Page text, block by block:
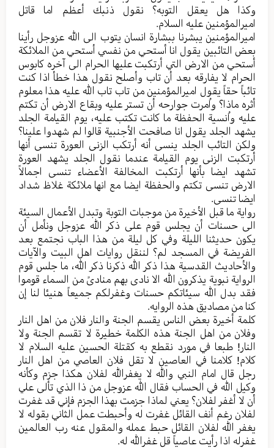
وکذا هل یعقل التوبه؟ نقول ذنبك أعظم اما قاتل
امیرالمؤمنین علیه السلام.
امیرالمؤمنین یبشرنا ببشارة انسان یتوب الی الله عزوجل رأینا
بعض التائبین یقول انا أستحي من نفسي أستحي من الملائکة
أستحي من الارض التي أرتکبت علیها الحرام الی آخره کابوس
الحرام لا یفارقه بعد أن تاب وأصلح نقول هذا خطأ اذا کنت
تائباً حقاً یقول امیرالمؤمنین من تاب تاب الله علیه هذا معلوم
أثره ماذا؟ واُمرت جوارحه أن تستر علیه وبقاع الارض أن تکتم
علیه واُنسیة الحفظة ما کانت تکتب علیه، یوم القیامة الجلد
یشهد الجلد یقول انا صافحت الأجنبیة قالوا لم شهدوا علینا؟
ولکن التائب الجلد ینسی أنه أرتکب الزنی العورة تنسی أنها
أرتکبت الزنی یوم القیامة عندما نقول الجلد یشهد العورة
تشهد ایضا بأنها أرتکبت المخالفة الأعضاء تنسی اجمالاً
الارض تنسی تکتم والحفظة ایضا مع انها ملائکة غلاظ شداد
ایضا تنسی.
روایة ما قبل الأخیرة من موجبات التوبة وتبدل الأعمال السیئة
الی حسنات أن یجلس قوم علی ذکر الله عزوجل ونأمل أن
یکون حدیثنا اللیلة وفي کل لیلة من هذا الباب نجتمع بعد
الفریضة في المسجد لم؟ لننقل روایات اهل البیت والآیات
والأحادیث القدسیة هذا ذکر الله ذکرنا ذکر الله، ما جلس قوم
الروایة نبویة یذکرون الله الا نادی بهم منادیً من السماء قوموا
فقد بدل الله سیئاتکم حسنات وغفرلکم جمیعاً هنیئا لنا إن
کنا من مصادیق هذه الروایه.
کلمة أخیرة بعض الناس یقسم الجنة والنار فلان من اهل النار
وفلان من اهل الجنة هذه الکلمة خطیرة لا تقسم الجنة ولا
النار! طبعا في مورد نقطع به کقتلة الحسین علیه السلام لا
کلام! کلامنا في العاصین لا تقل فلان العاصي من اهل النار
رجل قال امام النبي والله لا یغفرالله لفلان هکذا جزم وکأنه
وکیل الله في الحساب فقال الله عزوجل من ذا الذي تألی علي
أن لا أغفر لفلان؟ یعني لماذا جزمت بهذا الجزم فإني قد غفرت
لفلان رغم أنف القائل غفرت له وأحبطت عمل الثاني بقوله لا
یغفر الله لفلان القائل حبط عمله والمقول عنه رب العالمین
غفرله اذا رأيت عاصیاً قل غفرالله له.